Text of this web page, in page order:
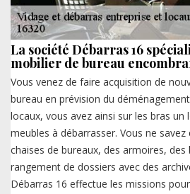
La société Débarras 16
mobilier de bureau
Vous venez de faire acquisition de
bureau en prévision du
locaux, vous avez ainsi sur les bras
meubles à débarrasser. Vous ne
chaises de bureaux, des armoires,
rangement de dossiers avec des
Débarras 16 effectue les missions